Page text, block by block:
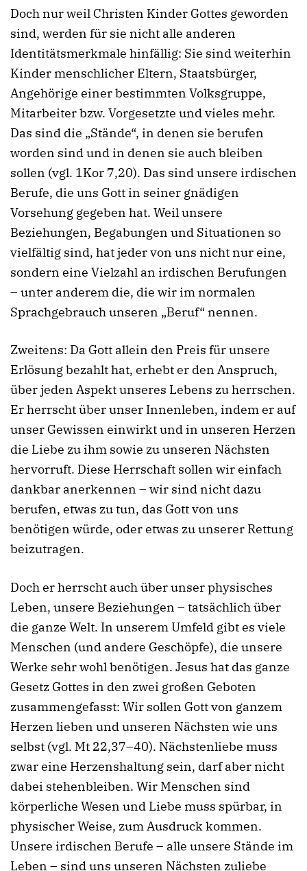
Doch nur weil Christen Kinder Gottes geworden
sind, werden für sie nicht alle anderen
Identitätsmerkmale hinfällig: Sie sind weiterhin
Kinder menschlicher Eltern, Staatsbürger,
Angehörige einer bestimmten Volksgruppe,
Mitarbeiter bzw. Vorgesetzte und vieles mehr.
Das sind die „Stände“, in denen sie berufen
worden sind und in denen sie auch bleiben
sollen (vgl. 1Kor 7,20). Das sind unsere irdischen
Berufe, die uns Gott in seiner gnädigen
Vorsehung gegeben hat. Weil unsere
Beziehungen, Begabungen und Situationen so
vielfältig sind, hat jeder von uns nicht nur eine,
sondern eine Vielzahl an irdischen Berufungen
– unter anderem die, die wir im normalen
Sprachgebrauch unseren „Beruf“ nennen.
Zweitens: Da Gott allein den Preis für unsere
Erlösung bezahlt hat, erhebt er den Anspruch,
über jeden Aspekt unseres Lebens zu herrschen.
Er herrscht über unser Innenleben, indem er auf
unser Gewissen einwirkt und in unseren Herzen
die Liebe zu ihm sowie zu unseren Nächsten
hervorruft. Diese Herrschaft sollen wir einfach
dankbar anerkennen – wir sind nicht dazu
berufen, etwas zu tun, das Gott von uns
benötigen würde, oder etwas zu unserer Rettung
beizutragen.
Doch er herrscht auch über unser physisches
Leben, unsere Beziehungen – tatsächlich über
die ganze Welt. In unserem Umfeld gibt es viele
Menschen (und andere Geschöpfe), die unsere
Werke sehr wohl benötigen. Jesus hat das ganze
Gesetz Gottes in den zwei großen Geboten
zusammengefasst: Wir sollen Gott von ganzem
Herzen lieben und unseren Nächsten wie uns
selbst (vgl. Mt 22,37–40). Nächstenliebe muss
zwar eine Herzenshaltung sein, darf aber nicht
dabei stehenbleiben. Wir Menschen sind
körperliche Wesen und Liebe muss spürbar, in
physischer Weise, zum Ausdruck kommen.
Unsere irdischen Berufe – alle unsere Stände im
Leben – sind uns unseren Nächsten zuliebe